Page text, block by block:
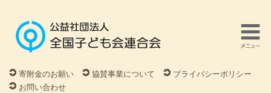
寄附金のお願い 協賛事業について
プライバシーポリシー
お問い合わせ